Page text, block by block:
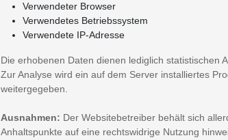
Verwendeter Browser
Verwendetes Betriebssystem
Verwendete IP-Adresse
Die erhobenen Daten dienen lediglich statistischen
Zur Analyse wird ein auf dem Server installiertes
weitergegeben.
Ausnahmen: Der Websitebetreiber behält sich
Anhaltspunkte auf eine rechtswidrige Nutzung